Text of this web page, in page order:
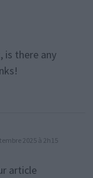
is there any
2025 à 2h15
article